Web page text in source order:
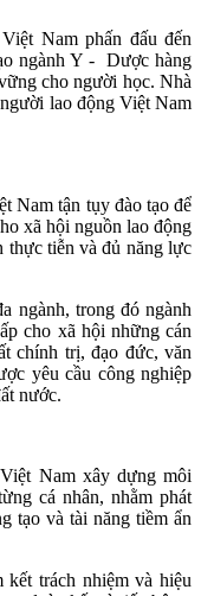
Nam phấn đấu đến
ngành Y - Dược hàng
cho người học. Nhà
lao động Việt Nam
Nam tận tụy đào tạo để
xã hội nguồn lao động
thực tiễn và đủ năng lực
ngành, trong đó ngành
cho xã hội những cán
chính trị, đạo đức, văn
yêu cầu công nghiệp
nước.
Nam xây dựng môi
cá nhân, nhằm phát
tạo và tài năng tiềm ẩn
trách nhiệm và hiệu